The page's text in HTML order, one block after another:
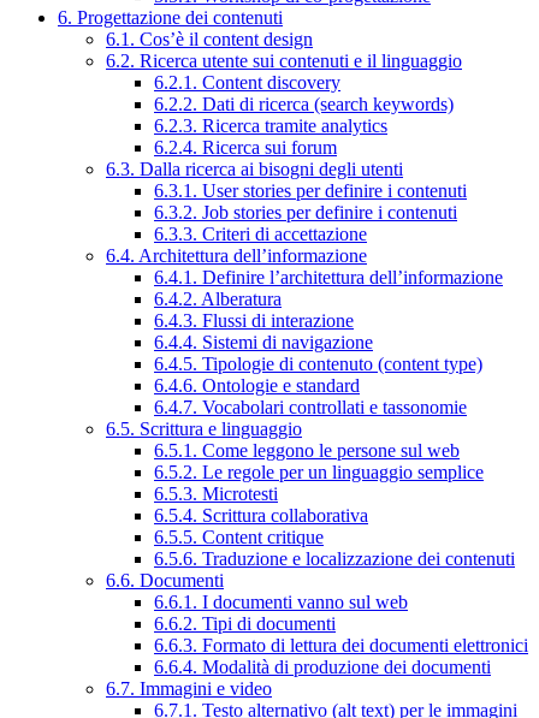
6. Progettazione dei contenuti
6.1. Cos’è il content design
6.2. Ricerca utente sui contenuti e il linguaggio
6.2.1. Content discovery
6.2.2. Dati di ricerca (search keywords)
6.2.3. Ricerca tramite analytics
6.2.4. Ricerca sui forum
6.3. Dalla ricerca ai bisogni degli utenti
6.3.1. User stories per definire i contenuti
6.3.2. Job stories per definire i contenuti
6.3.3. Criteri di accettazione
6.4. Architettura dell’informazione
6.4.1. Definire l’architettura dell’informazione
6.4.2. Alberatura
6.4.3. Flussi di interazione
6.4.4. Sistemi di navigazione
6.4.5. Tipologie di contenuto (content type)
6.4.6. Ontologie e standard
6.4.7. Vocabolari controllati e tassonomie
6.5. Scrittura e linguaggio
6.5.1. Come leggono le persone sul web
6.5.2. Le regole per un linguaggio semplice
6.5.3. Microtesti
6.5.4. Scrittura collaborativa
6.5.5. Content critique
6.5.6. Traduzione e localizzazione dei contenuti
6.6. Documenti
6.6.1. I documenti vanno sul web
6.6.2. Tipi di documenti
6.6.3. Formato di lettura dei documenti elettronici
6.6.4. Modalità di produzione dei documenti
6.7. Immagini e video
6.7.1. Testo alternativo (alt text) per le immagini